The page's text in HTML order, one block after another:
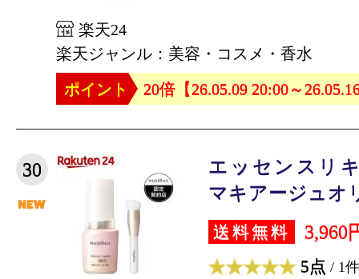
楽天24
楽天ジャンル：美容・コスメ・香水
ポイント
20倍【26.05.09 20:00～
30
エッセンスリ
マキアージュオ
送料無料 3,960
5点 / 1件